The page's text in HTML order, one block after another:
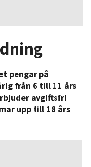
pengar på
från 6 till 11 års
avgiftsfri
upp till 18 års